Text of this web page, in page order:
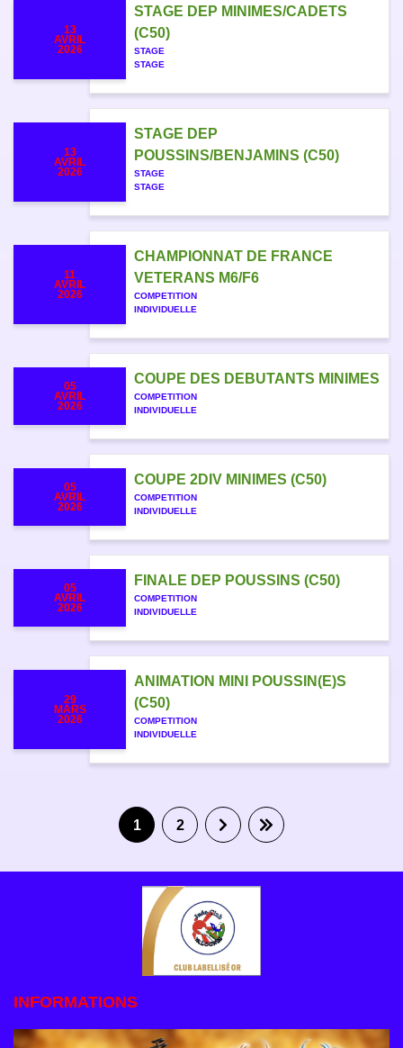
13
AVRIL
2026
STAGE DEP MINIMES/CADETS
(C50)
STAGE
STAGE
13
AVRIL
2026
STAGE DEP
POUSSINS/BENJAMINS (C50)
STAGE
STAGE
11
AVRIL
2026
CHAMPIONNAT DE FRANCE
VETERANS M6/F6
COMPETITION
INDIVIDUELLE
05
AVRIL
2026
COUPE DES DEBUTANTS MINIMES
COMPETITION
INDIVIDUELLE
05
AVRIL
2026
COUPE 2DIV MINIMES (C50)
COMPETITION
INDIVIDUELLE
05
AVRIL
2026
FINALE DEP POUSSINS (C50)
COMPETITION
INDIVIDUELLE
29
MARS
2026
ANIMATION MINI POUSSIN(E)S
(C50)
COMPETITION
INDIVIDUELLE
1 2
INFORMATIONS